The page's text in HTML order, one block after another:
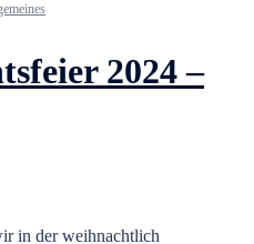
2024 –
in der weihnachtlich